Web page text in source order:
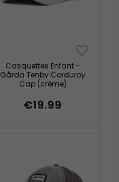
Casquettes Enfant -
Gårda Tenby Corduroy
Cap (crème)
€19.99